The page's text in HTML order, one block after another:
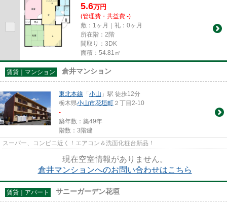
5.6万円
(管理費・共益費 -)
敷：1ヶ月｜礼：0ヶ月
所在階：2階
間取り：3DK
面積：54.81㎡
賃貸｜マンション 倉井マンション
東北本線 「小山 」駅 徒歩12分
栃木県小山市花垣町 ２丁目2-10
-
築年数：築49年
階数：3階建
スーパー、コンビニ近く！エアコン＆洗面化粧台新品！
現在空室情報がありません。
倉井マンションへのお問い合わせはこちら
賃貸｜アパート サニーガーデン花垣